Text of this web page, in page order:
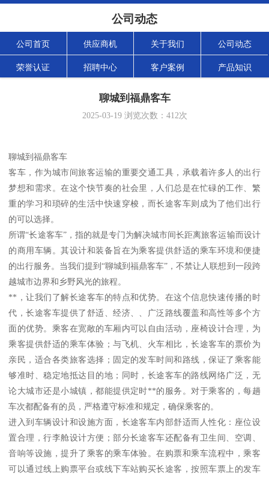
公司动态
公司首页 供应商机 关于我们 公司动态
荣誉认证 招聘中心 客户案例 产品知识
聊城到福鼎客车
2025-03-19浏览次数： 412次
聊城到福鼎客车
客车，作为城市间旅客运输的重要交通工具，承载着许多人的出行
梦想和需求。在这个快节奏的社会里，人们总是在忙碌的工作、繁
重的学习和琐碎的生活中快速穿梭，而长途客车则成为了他们出行
的可以选择。
所谓“长途客车”，指的就是专门为解决城市间长距离旅客运输而设计
的商用车辆。其设计和装备旨在为乘客提供舒适的乘车环境和便捷
的出行服务。当我们提到“聊城到福鼎客车”，不禁让人联想到一段跨
越城市边界和乡野风光的旅程。
**，让我们了解长途客车的特点和优势。在这个信息快速传播的时
代，长途客车提供了舒适、经济、、广泛路线覆盖和高性等多个方
面的优势。乘客在宽敞的车厢内可以自由活动，座椅设计合理，为
乘客提供舒适的乘车体验；与飞机、火车相比，长途客车的票价为
亲民，适合各类旅客选择；固定的发车时间和路线，保证了乘客能
够准时、稳定地抵达目的地；同时，长途客车的路线网络广泛，无
论大城市还是小城镇，都能提供定时**的服务。对于乘客的，每趟
车次都配备有的员，严格遵守标准和规定，确保乘客的。
进入到车辆设计和设施方面，长途客车内部舒适而人性化：座位设
置合理，行李舱设计方便；部分长途客车还配备有卫生间、空调、
音响等设施，提升了乘客的乘车体验。在购票和乘车流程中，乘客
可以通过线上购票平台或线下车站购买长途客，按照车票上的发车